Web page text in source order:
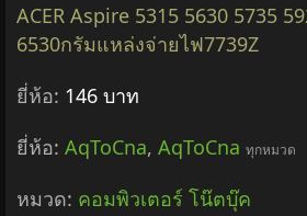
ACER Aspire 5315 5630 5735
6530กรัมแหล่งจ่ายไฟ7739Z
ยี่ห้อ: 146 บาท
ยี่ห้อ: AqToCna, AqToCna ทุกหมวด
หมวด: คอมพิวเตอร์ โน๊ตบุ๊ค